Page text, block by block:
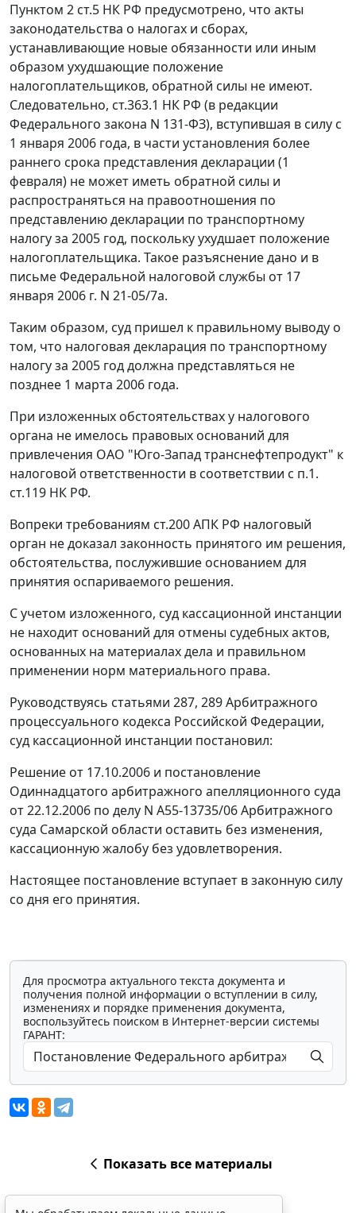
Пунктом 2 ст.5 НК РФ предусмотрено, что акты
законодательства о налогах и сборах,
устанавливающие новые обязанности или иным
образом ухудшающие положение
налогоплательщиков, обратной силы не имеют.
Следовательно, ст.363.1 НК РФ (в редакции
Федерального закона N 131-ФЗ), вступившая в силу с
1 января 2006 года, в части установления более
раннего срока представления декларации (1
февраля) не может иметь обратной силы и
распространяться на правоотношения по
представлению декларации по транспортному
налогу за 2005 год, поскольку ухудшает положение
налогоплательщика. Такое разъяснение дано и в
письме Федеральной налоговой службы от 17
января 2006 г. N 21-05/7а.
Таким образом, суд пришел к правильному выводу о
том, что налоговая декларация по транспортному
налогу за 2005 год должна представляться не
позднее 1 марта 2006 года.
При изложенных обстоятельствах у налогового
органа не имелось правовых оснований для
привлечения ОАО "Юго-Запад транснефтепродукт" к
налоговой ответственности в соответствии с п.1.
ст.119 НК РФ.
Вопреки требованиям ст.200АПК РФ налоговый
орган не доказал законность принятого им решения,
обстоятельства, послужившие основанием для
принятия оспариваемого решения.
С учетом изложенного, суд кассационной инстанции
не находит оснований для отмены судебных актов,
основанных на материалах дела и правильном
применении норм материального права.
Руководствуясь статьями 287, 289Арбитражного
процессуального кодекса Российской Федерации,
суд кассационной инстанции постановил:
Решение от 17.10.2006 и постановление
Одиннадцатого арбитражного апелляционного суда
от 22.12.2006 по делу N А55-13735/06 Арбитражного
суда Самарской области оставить без изменения,
кассационную жалобу без удовлетворения.
Настоящее постановление вступает в законную силу
со дня его принятия.
Для просмотра актуального текста документа и
получения полной информации о вступлении в силу,
изменениях и порядке применения документа,
воспользуйтесь поиском в Интернет-версии системы
ГАРАНТ:
Показать все материалы